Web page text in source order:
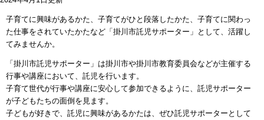
子育てに興味があるかた、子育てがひと段落したかた、子育てに関わっ
た仕事をされていたかたなど「掛川市託児サポーター」として、活躍し
てみませんか。
「掛川市託児サポーター」は掛川市や掛川市教育委員会などが主催する
行事や講座において、託児を行います。
子育て世代が行事や講座に安心して参加できるように、託児サポーター
が子どもたちの面倒を見ます。
子どもが好きで、託児に興味があるかたは、ぜひ託児サポーターとして